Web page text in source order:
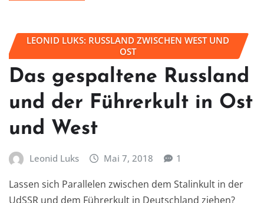
LEONID LUKS: RUSSLAND ZWISCHEN WEST UND
OST
Das gespaltene Russland
und der Führerkult in Ost
und West
Leonid Luks Mai 7, 2018 1
Lassen sich Parallelen zwischen dem Stalinkult in der
UdSSR und dem Führerkult in Deutschland ziehen?